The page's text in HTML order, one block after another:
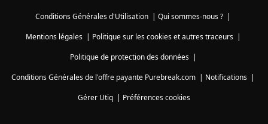
Conditions Générales d'Utilisation Qui sommes-nous ?
Mentions légales| Politique sur les cookies et autres traceurs|
Politique de protection des données|
Conditions Générales de l'offre payante Purebreak.com
Notifications
Gérer Utiq
Préférences cookies